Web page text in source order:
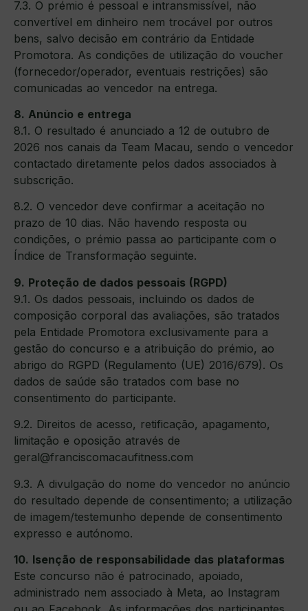
7.3. O prémio é pessoal e intransmissível, não
convertível em dinheiro nem trocável por outros
bens, salvo decisão em contrário da Entidade
Promotora. As condições de utilização do voucher
(fornecedor/operador, eventuais restrições) são
comunicadas ao vencedor na entrega.
8. Anúncio e entrega
8.1. O resultado é anunciado a 12 de outubro de
2026 nos canais da Team Macau, sendo o vencedor
contactado diretamente pelos dados associados à
subscrição.
8.2. O vencedor deve confirmar a aceitação no
prazo de 10 dias. Não havendo resposta ou
condições, o prémio passa ao participante com o
Índice de Transformação seguinte.
9. Proteção de dados pessoais (RGPD)
9.1. Os dados pessoais, incluindo os dados de
composição corporal das avaliações, são tratados
pela Entidade Promotora exclusivamente para a
gestão do concurso e a atribuição do prémio, ao
abrigo do RGPD (Regulamento (UE) 2016/679). Os
dados de saúde são tratados com base no
consentimento do participante.
9.2. Direitos de acesso, retificação, apagamento,
limitação e oposição através de
geral@franciscomacaufitness.com
9.3. A divulgação do nome do vencedor no anúncio
do resultado depende de consentimento; a utilização
de imagem/testemunho depende de consentimento
expresso e autónomo.
10. Isenção de responsabilidade das plataformas
Este concurso não é patrocinado, apoiado,
administrado nem associado à Meta, ao Instagram